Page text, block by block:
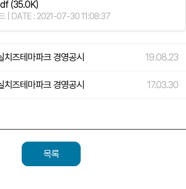
(35.0K)
| DATE : 2021-07-30 11:08:37
치즈테마파크 경영공시 19.08.23
치즈테마파크 경영공시 17.03.30
목록